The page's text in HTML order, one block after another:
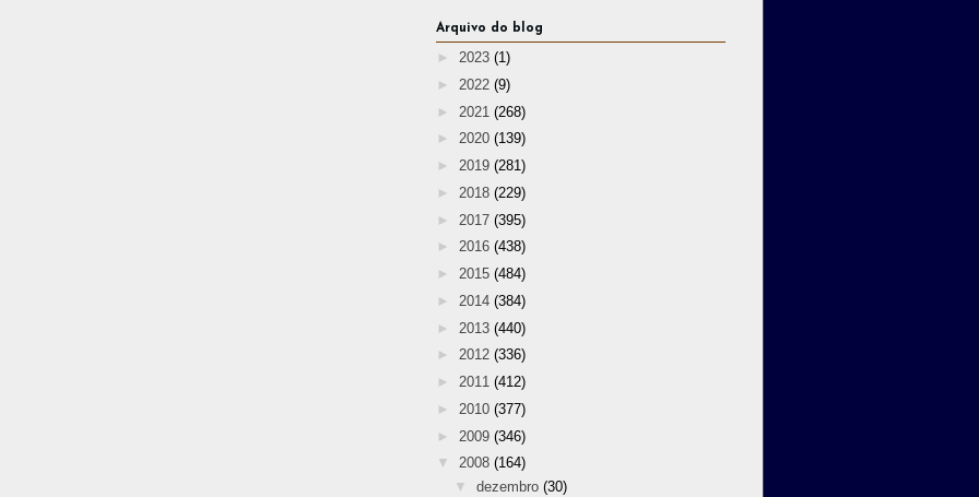
Arquivo do blog
► 2023 (1)
► 2022 (9)
► 2021 (268)
► 2020 (139)
► 2019 (281)
► 2018 (229)
► 2017 (395)
► 2016 (438)
► 2015 (484)
► 2014 (384)
► 2013 (440)
► 2012 (336)
► 2011 (412)
► 2010 (377)
► 2009 (346)
▼ 2008 (164)
▼ dezembro (30)